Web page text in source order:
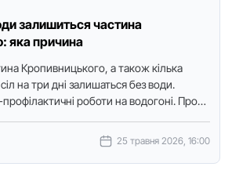
залишиться частина
яка причина
Кропивницького, а також кілька
на три дні залишаться без води.
роботи на водогоні. Про
25 травня 2026, 16:00